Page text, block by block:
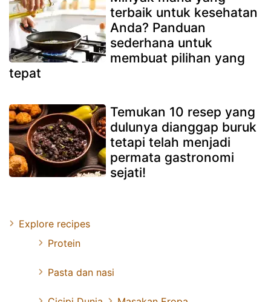
terbaik untuk kesehatan
Anda? Panduan
sederhana untuk
membuat pilihan yang
tepat
Temukan 10 resep yang
dulunya dianggap buruk
tetapi telah menjadi
permata gastronomi
sejati!
Explore recipes
Protein
Pasta dan nasi